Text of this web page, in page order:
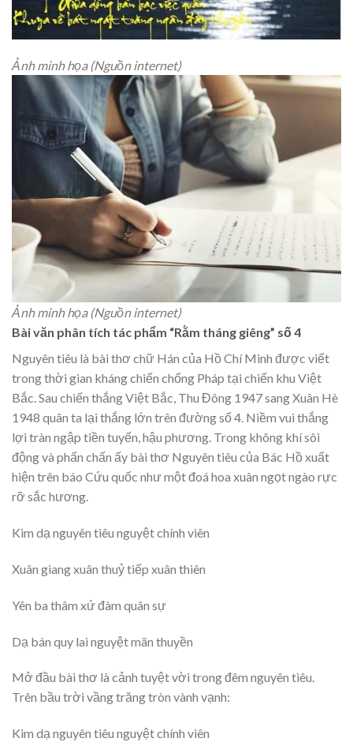
Ảnh minh họa (Nguồn internet)
Ảnh minh họa (Nguồn internet)
Bài văn phân tích tác phẩm “Rằm tháng giêng” số 4
Nguyên tiêu là bài thơ chữ Hán của Hồ Chí Minh được viết
trong thời gian kháng chiến chống Pháp tại chiến khu Việt
Bắc. Sau chiến thắng Việt Bắc, Thu Đông 1947 sang Xuân Hè
1948 quân ta lại thắng lớn trên đường số 4. Niềm vui thắng
lợi tràn ngập tiền tuyến, hậu phương. Trong không khí sôi
động và phấn chấn ấy bài thơ Nguyên tiêu của Bác Hồ xuất
hiện trên báo Cứu quốc như một đoá hoa xuân ngọt ngào rực
rỡ sắc hương.
Kim dạ nguyên tiêu nguyệt chính viên
Xuân giang xuân thuỷ tiếp xuân thiên
Yên ba thâm xứ đàm quân sự
Dạ bán quy lai nguyệt mãn thuyền
Mở đầu bài thơ là cảnh tuyệt vời trong đêm nguyên tiêu.
Trên bầu trời vầng trăng tròn vành vạnh:
Kim dạ nguyên tiêu nguyệt chính viên